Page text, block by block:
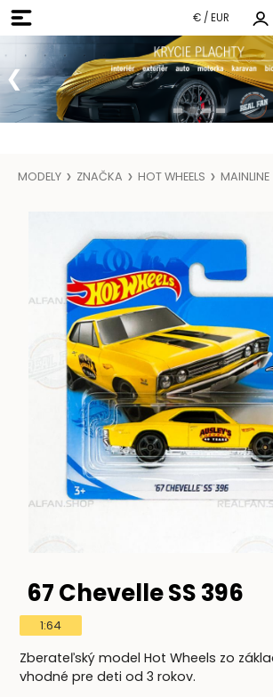
€ / EUR
MODELY ZNAČKA HOT WHEELS MAINLINE
67 Chevelle SS 396
1:64
Zberateľský model Hot Wheels zo
vhodné pre deti od 3 rokov.